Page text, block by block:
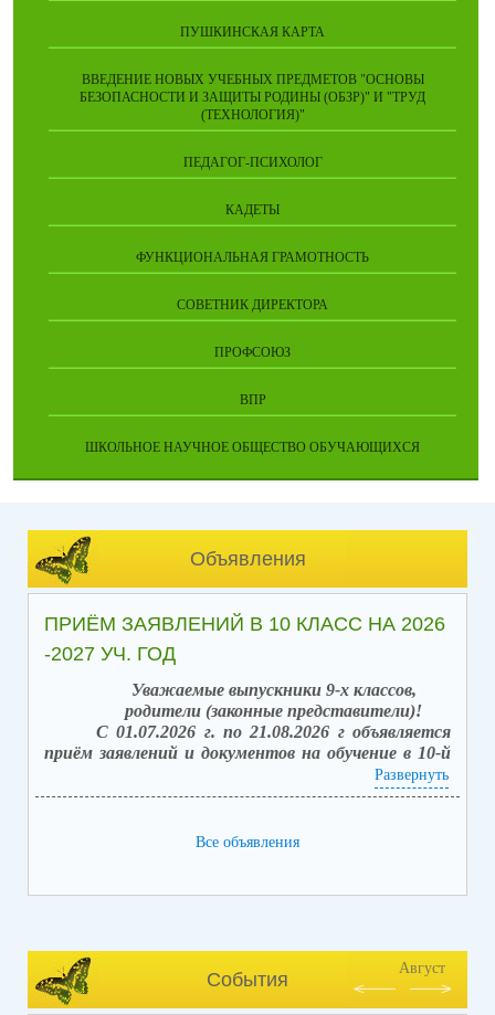
ПУШКИНСКАЯ КАРТА
ВВЕДЕНИЕ НОВЫХ УЧЕБНЫХ ПРЕДМЕТОВ "ОСНОВЫ
БЕЗОПАСНОСТИ И ЗАЩИТЫ РОДИНЫ (ОБЗР)" И "ТРУД
(ТЕХНОЛОГИЯ)"
ПЕДАГОГ-ПСИХОЛОГ
КАДЕТЫ
ФУНКЦИОНАЛЬНАЯ ГРАМОТНОСТЬ
СОВЕТНИК ДИРЕКТОРА
ПРОФСОЮЗ
ВПР
ШКОЛЬНОЕ НАУЧНОЕ ОБЩЕСТВО ОБУЧАЮЩИХСЯ
Объявления
ПРИЁМ ЗАЯВЛЕНИЙ В 10 КЛАСС НА 2026
-2027 УЧ. ГОД
Уважаемые выпускники 9-х классов,
родители (законные представители)!
С 01.07.2026 г. по 21.08.2026 г объявляется
приём заявлений и документов на обучение в 10-й
класс (после получения аттестата об основном
общем образовании).
Способы подачи заявлений:
использованием АИС «Зачисление в
занесением заявления в электронной форме,
посредством единого портала государственных
услуг (ЕПГУ).
Развернуть
Все объявления
События
Август